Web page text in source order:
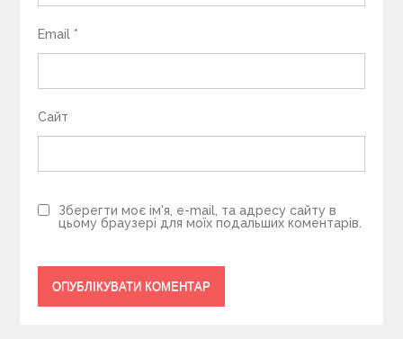
Email *
Сайт
Зберегти моє ім'я, e-mail, та адресу сайту в
цьому браузері для моїх подальших коментарів.